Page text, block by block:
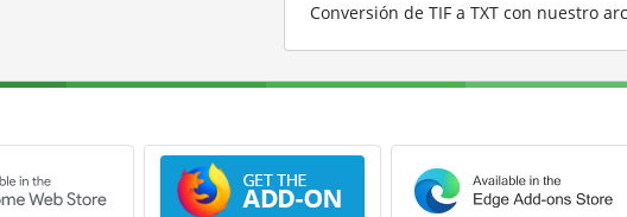
Conversión de TIF a TXT con nuestro